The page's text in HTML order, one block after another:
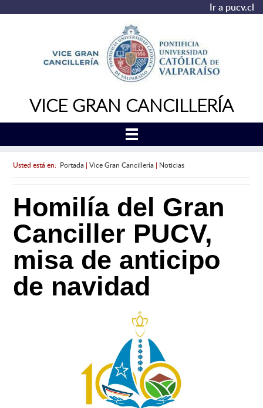
Ir a pucv.cl
VICE GRAN CANCILLERÍA
Usted está en: Portada| Vice Gran Cancillería| Noticias
Homilía del Gran
Canciller PUCV,
misa de anticipo
de navidad